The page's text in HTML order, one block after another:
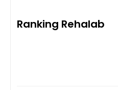
Ranking Rehalab